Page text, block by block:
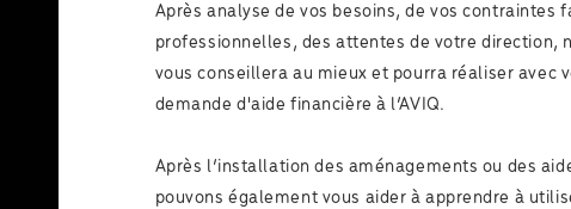
Après analyse de vos besoins, de vos contraintes
professionnelles, des attentes de votre direction,
vous conseillera au mieux et pourra réaliser avec
demande d'aide financière à l’AVIQ.
Après l’installation des aménagements ou des
pouvons également vous aider à apprendre à